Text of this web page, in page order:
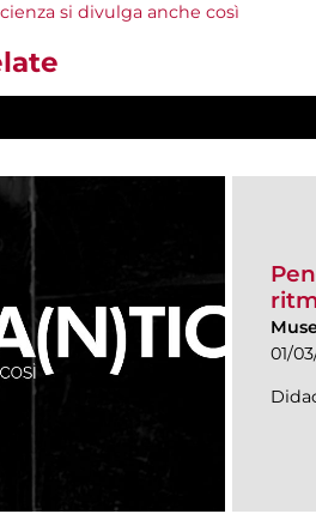
si divulga anche così
01/